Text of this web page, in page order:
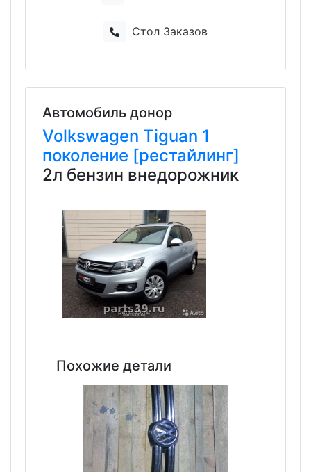
Стол Заказов
Автомобиль донор
Volkswagen Tiguan 1
поколение [рестайлинг]
2л бензин внедорожник
Похожие детали